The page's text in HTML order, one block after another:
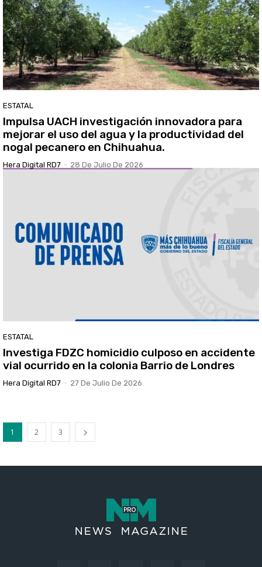
ESTATAL
Impulsa UACH investigación innovadora para
mejorar el uso del agua y la productividad del
nogal pecanero en Chihuahua.
Hera Digital RD7 - 28 De Julio De 2026
ESTATAL
Investiga FDZC homicidio culposo en accidente
vial ocurrido en la colonia Barrio de Londres
Hera Digital RD7 - 27 De Julio De 2026
1 2 3